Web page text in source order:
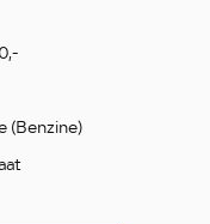
(Benzine)